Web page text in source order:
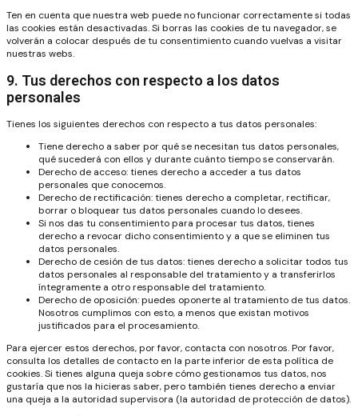
Ten en cuenta que nuestra web puede no funcionar correctamente si todas
las cookies están desactivadas. Si borras las cookies de tu navegador, se
volverán a colocar después de tu consentimiento cuando vuelvas a visitar
nuestras webs.
9. Tus derechos con respecto a los datos
personales
Tienes los siguientes derechos con respecto a tus datos personales:
Tiene derecho a saber por qué se necesitan tus datos personales,
qué sucederá con ellos y durante cuánto tiempo se conservarán.
Derecho de acceso: tienes derecho a acceder a tus datos
personales que conocemos.
Derecho de rectificación: tienes derecho a completar, rectificar,
borrar o bloquear tus datos personales cuando lo desees.
Si nos das tu consentimiento para procesar tus datos, tienes
derecho a revocar dicho consentimiento y a que se eliminen tus
datos personales.
Derecho de cesión de tus datos: tienes derecho a solicitar todos tus
datos personales al responsable del tratamiento y a transferirlos
íntegramente a otro responsable del tratamiento.
Derecho de oposición: puedes oponerte al tratamiento de tus datos.
Nosotros cumplimos con esto, a menos que existan motivos
justificados para el procesamiento.
Para ejercer estos derechos, por favor, contacta con nosotros. Por favor,
consulta los detalles de contacto en la parte inferior de esta política de
cookies. Si tienes alguna queja sobre cómo gestionamos tus datos, nos
gustaría que nos la hicieras saber, pero también tienes derecho a enviar
una queja a la autoridad supervisora (la autoridad de protección de datos).